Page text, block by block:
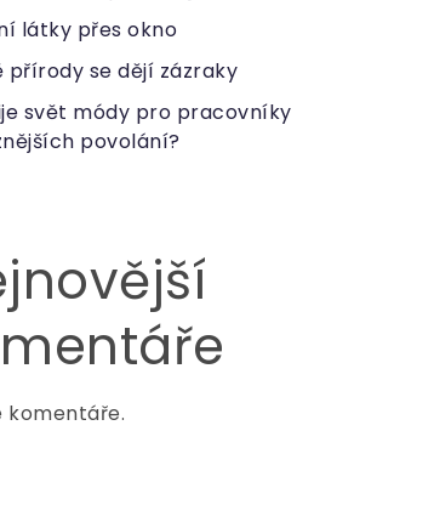
látky přes okno
přírody se dějí zázraky
svět módy pro pracovníky
povolání?
komentáře.